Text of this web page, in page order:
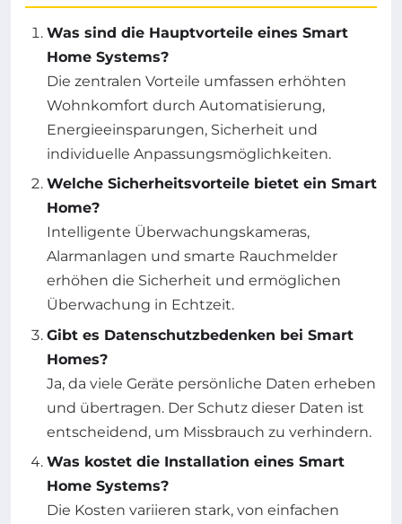
Was sind die Hauptvorteile eines Smart
Home Systems?
Die zentralen Vorteile umfassen erhöhten
Wohnkomfort durch Automatisierung,
Energieeinsparungen, Sicherheit und
individuelle Anpassungsmöglichkeiten.
Welche Sicherheitsvorteile bietet ein Smart
Home?
Intelligente Überwachungskameras,
Alarmanlagen und smarte Rauchmelder
erhöhen die Sicherheit und ermöglichen
Überwachung in Echtzeit.
Gibt es Datenschutzbedenken bei Smart
Homes?
Ja, da viele Geräte persönliche Daten erheben
und übertragen. Der Schutz dieser Daten ist
entscheidend, um Missbrauch zu verhindern.
Was kostet die Installation eines Smart
Home Systems?
Die Kosten variieren stark, von einfachen